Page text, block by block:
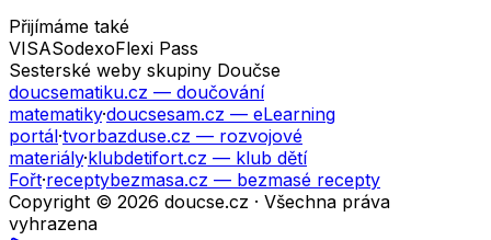
Přijímáme také
VISASodexoFlexi Pass
Sesterské weby skupiny Doučse
doucsematiku.cz — doučování
matematiky·doucsesam.cz — eLearning
portál·tvorbazduse.cz — rozvojové
materiály·klubdetifort.cz — klub dětí
Fořt·receptybezmasa.cz — bezmasé recepty
Copyright © 2026 doucse.cz · Všechna práva
vyhrazena